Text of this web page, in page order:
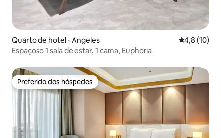
Quarto de hotel ⋅ Angeles 4,8 de uma
4,8 (10)
Espaçoso 1 sala de estar, 1 cama, Euphoria
Preferido dos hóspedes
Preferido dos hóspedes